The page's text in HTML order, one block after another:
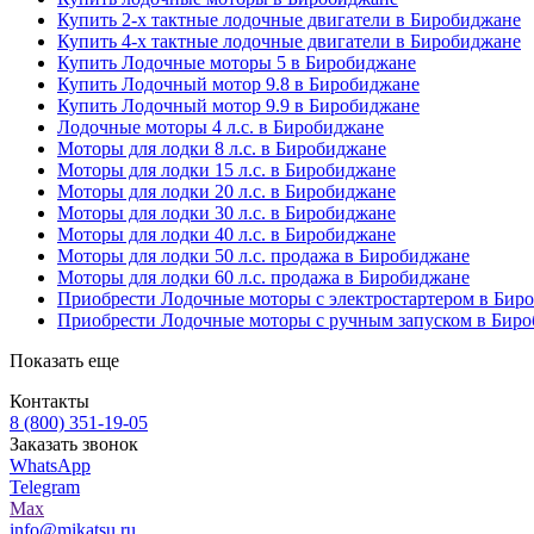
Купить 2-х тактные лодочные двигатели в Биробиджане
Купить 4-х тактные лодочные двигатели в Биробиджане
Купить Лодочные моторы 5 в Биробиджане
Купить Лодочный мотор 9.8 в Биробиджане
Купить Лодочный мотор 9.9 в Биробиджане
Лодочные моторы 4 л.с. в Биробиджане
Моторы для лодки 8 л.с. в Биробиджане
Моторы для лодки 15 л.с. в Биробиджане
Моторы для лодки 20 л.с. в Биробиджане
Моторы для лодки 30 л.с. в Биробиджане
Моторы для лодки 40 л.с. в Биробиджане
Моторы для лодки 50 л.с. продажа в Биробиджане
Моторы для лодки 60 л.с. продажа в Биробиджане
Приобрести Лодочные моторы с электростартером в
Приобрести Лодочные моторы с ручным запуском в
Показать еще
Контакты
8 (800) 351-19-05
Заказать звонок
WhatsApp
Telegram
Max